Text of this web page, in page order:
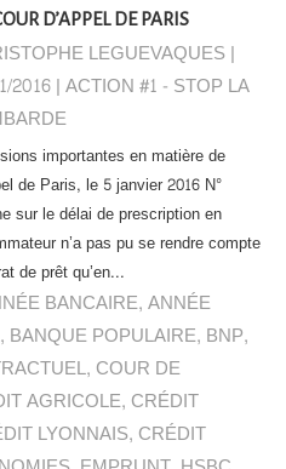
D’APPEL DE PARIS
LEGUEVAQUES |
2016|ACTION #1 - STOP LA
importantes en matière de
de Paris, le 5 janvier 2016 N°
sur le délai de prescription en
n’a pas pu se rendre compte
de prêt qu’en...
BANCAIRE,ANNÉE
, BANQUE POPULAIRE, BNP,
, COUR DE
AGRICOLE, CRÉDIT
LYONNAIS, CRÉDIT